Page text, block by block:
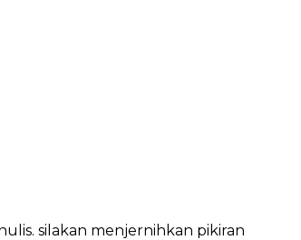
silakan menjernihkan pikiran